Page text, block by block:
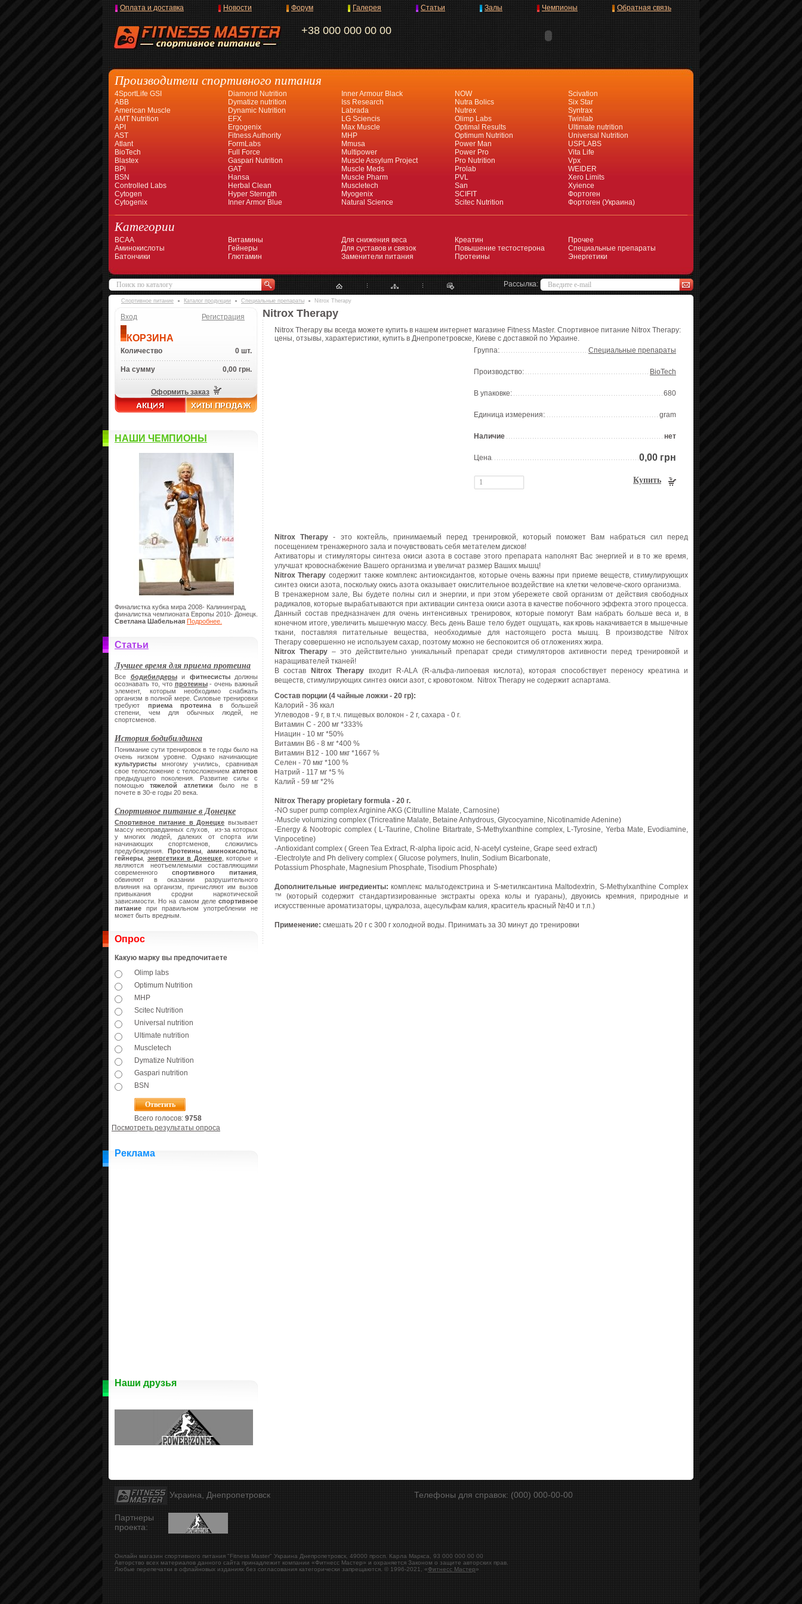
+38 000 000 00 00
Оплата и доставка Новости Форум Галерея Статьи Залы Чемпионы Обратная связь
Производители спортивного питания
4SportLife GSI
ABB
American Muscle
AMT Nutrition
API
AST
Atlant
BioTech
Blastex
BPi
BSN
Controlled Labs
Cytogen
Cytogenix
Diamond Nutrition
Dymatize nutrition
Dynamic Nutrition
EFX
Ergogenix
Fitness Authority
FormLabs
Full Force
Gaspari Nutrition
GAT
Hansa
Herbal Clean
Hyper Sterngth
Inner Armor Blue
Inner Armour Black
Iss Research
Labrada
LG Sciencis
Max Muscle
MHP
Mmusa
Multipower
Muscle Assylum Project
Muscle Meds
Muscle Pharm
Muscletech
Myogenix
Natural Science
NOW
Nutra Bolics
Nutrex
Olimp Labs
Optimal Results
Optimum Nutrition
Power Man
Power Pro
Pro Nutrition
Prolab
PVL
San
SCIFIT
Scitec Nutrition
Scivation
Six Star
Syntrax
Twinlab
Ultimate nutrition
Universal Nutrition
USPLABS
Vita Life
Vpx
WEIDER
Xero Limits
Xyience
Фортоген
Фортоген (Украина)
Категории
BCAA
Аминокислоты
Батончики
Витамины
Гейнеры
Глютамин
Для снижения веса
Для суставов и связок
Заменители питания
Креатин
Повышение тестостерона
Протеины
Прочее
Специальные препараты
Энергетики
Рассылка:
Спортивное питание Каталог продукции Специальные препараты Nitrox Therapy
Вход Регистрация
КОРЗИНА
Количество 0 шт.
На сумму 0,00 грн.
Оформить заказ
НАШИ ЧЕМПИОНЫ
Финалистка кубка мира 2008- Калининград,
финалистка чемпионата Европы 2010- Донецк.
Светлана Шабельная Подробнее.
Статьи
Лучшее время для приема протеина
Все бодибилдерыи фитнесистыдолжны
осознавать то, что протеины- очень важный
элемент, которым необходимо снабжать
организм в полной мере. Силовые тренировки
требуют приема протеина в большей
степени, чем для обычных людей, не
спортсменов.
История бодибилдинга
Понимание сути тренировок в те годы было на
очень низком уровне. Однако начинающие
культуристы многому учились, сравнивая
свое телосложение с телосложением атлетов
предыдущего поколения. Развитие силы с
помощьютяжелой атлетики было не в
почете в 30-е годы 20 века.
Спортивное питание в Донецке
Спортивное питание в Донецке вызывает
массу неоправданных слухов, из-за которых
у многих людей, далеких от спорта или
начинающих спортсменов, сложились
предубеждения. Протеины аминокислоты
гейнеры
энергетики в Донецке, которые и
являются неотъемлемыми составляющими
современного спортивного питания
обвиняют в оказании разрушительного
влияния на организм, причисляют им вызов
привыкания сродни наркотической
зависимости. Но на самом деле спортивное
питание при правильном употреблении не
может быть вредным.
Опрос
Какую марку вы предпочитаете
Olimp labs
Optimum Nutrition
MHP
Scitec Nutrition
Universal nutrition
Ultimate nutrition
Muscletech
Dymatize Nutrition
Gaspari nutrition
BSN
Всего голосов: 9758
Посмотреть результаты опроса
Реклама
Наши друзья
Nitrox Therapy
Nitrox Therapy вы всегда можете купить в нашем интернет магазине Fitness Master. Спортивное питание Nitrox Therapy:
цены, отзывы, характеристики, купить в Днепропетровске, Киеве с доставкой по Украине.
Группа:
Специальные препараты
Производство: BioTech
В упаковке: 680
Единица измерения: gram
Наличие нет
Цена 0,00 грн
Купить
Nitrox Therapy - это коктейль, принимаемый перед тренировкой, который поможет Вам набраться сил перед
посещением тренажерного зала и почувствовать себя метателем дисков!
Активаторы и стимуляторы синтеза окиси азота в составе этого препарата наполнят Вас энергией и в то же время,
улучшат кровоснабжение Вашего организма и увеличат размер Ваших мышц!
Nitrox Therapy содержит также комплекс антиоксидантов, которые очень важны при приеме веществ, стимулирующих
синтез окиси азота, поскольку окись азота оказывает окислительное воздействие на клетки человече-ского организма.
В тренажерном зале, Вы будете полны сил и энергии, и при этом убережете свой организм от действия свободных
радикалов, которые вырабатываются при активации синтеза окиси азота в качестве побочного эффекта этого процесса.
Данный состав предназначен для очень интенсивных тренировок, которые помогут Вам набрать больше веса и, в
конечном итоге, увеличить мышечную массу. Весь день Ваше тело будет ощущать, как кровь накачивается в мышечные
ткани, поставляя питательные вещества, необходимые для настоящего роста мышц. В производстве Nitrox
Therapy совершенно не используем сахар, поэтому можно не беспокоится об отложениях жира.
Nitrox Therapy– это действительно уникальный препарат среди стимуляторов активности перед тренировкой и
наращивателей тканей!
В состав
Nitrox Therapy входит R-ALA (R-альфа-липоевая кислота), которая способствует переносу креатина и
веществ, стимулирующих синтез окиси азот, с кровотоком. Nitrox Therapy не содержит аспартама.
Cостав порции (4 чайные ложки - 20 гр):
Калорий - 36 ккал
Углеводов - 9 г, в т.ч. пищевых волокон - 2 г, сахара - 0 г.
Витамин С - 200 мг *333%
Ниацин - 10 мг *50%
Витамин В6 - 8 мг *400 %
Витамин В12 - 100 мкг *1667 %
Селен - 70 мкг *100 %
Натрий - 117 мг *5 %
Калий - 59 мг *2%
Nitrox Therapy propietary formula - 20 г.
-NO super pump complex Arginine AKG (Citrulline Malate, Carnosine)
-Muscle volumizing complex (Tricreatine Malate, Betaine Anhydrous, Glycocyamine, Nicotinamide Adenine)
-Energy & Nootropic complex ( L-Taurine, Choline Bitartrate, S-Methylxanthine complex, L-Tyrosine, Yerba Mate, Evodiamine,
Vinpocetine)
-Antioxidant complex ( Green Tea Extract, R-alpha lipoic acid, N-acetyl cysteine, Grape seed extract)
-Electrolyte and Ph delivery complex ( Glucose polymers, Inulin, Sodium Bicarbonate,
Potassium Phosphate, Magnesium Phosphate, Tisodium Phosphate)
Дополнительные ингредиенты: комплекс мальтодекстрина и S-метилксантина Maltodextrin, S-Methylxanthine Complex
™ (который содержит стандартизированные экстракты ореха колы и гуараны), двуокись кремния, природные и
искусственные ароматизаторы, цукралоза, ацесульфам калия, краситель красный №40 и т.п.)
Применение: смешать 20 г с 300 г холодной воды. Принимать за 30 минут до тренировки
Украина, Днепропетровск Телефоны для справок: (000) 000-00-00
Партнеры
проекта:
Онлайн магазин спортивного питания "Fitness Master" Украина Днепропетровск 49000 просп. Карла Маркса, 93 000 000 00 00
Авторство всех материалов данного сайта принадлежит компании «Фитнесс Мастер» и охраняется Законом о защите авторских прав.
Любые перепечатки в офлайновых изданиях без согласования категорически запрещаются. © 1996-2021, «Фитнесс Мастер»